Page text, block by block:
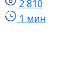
2 810
1 мин